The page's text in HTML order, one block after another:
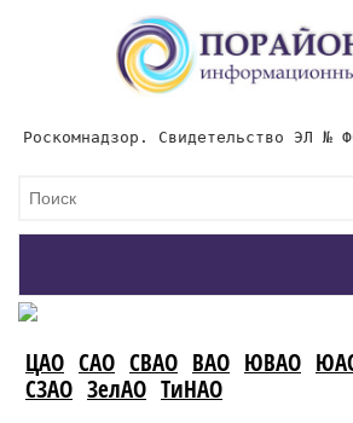
Роскомнадзор. Свидетельство ЭЛ №
ЦАО САО СВАО ВАО ЮВАО
СЗАО ЗелАО ТиНАО